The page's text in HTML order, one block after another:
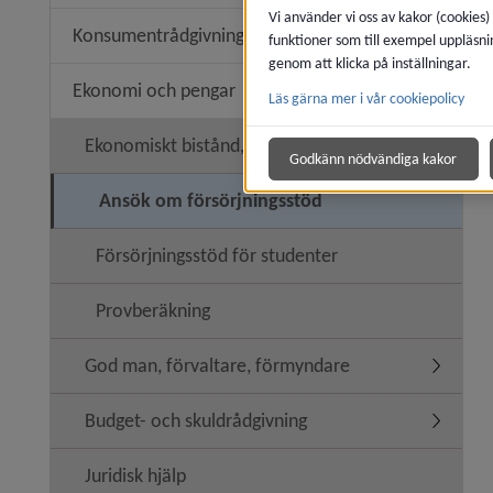
Konsumentrådgivning
Ekonomi och pengar
Ekonomiskt bistånd, försörjningsstöd
Ansök om försörjningsstöd
Försörjningsstöd för studenter
Provberäkning
God man, förvaltare, förmyndare
Budget- och skuldrådgivning
Juridisk hjälp
Vi använder vi oss av kakor
funktioner som till exempel
genom att klicka på inställningar.
Läs gärna mer i vår cookiepolicy
Godkänn nödvändiga kakor